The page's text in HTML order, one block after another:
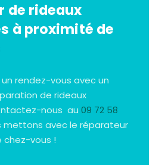
de rideaux
à proximité de
rendez-vous avec un
de rideaux
nous au09 72 58
mettons avec le réparateur
chez-vous !